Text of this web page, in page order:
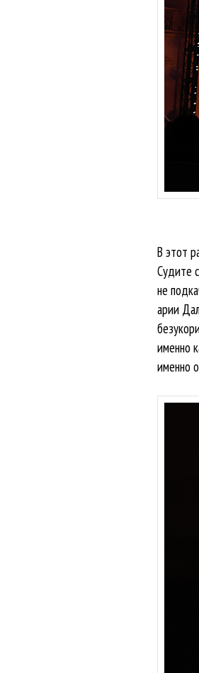
В этот
Судите
не
арии
именно
именно